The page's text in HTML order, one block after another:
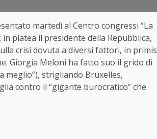
martedì al Centro congressi “La
platea il presidente della Repubblica,
crisi dovuta a diversi fattori, in primis
Giorgia Meloni ha fatto suo il grido di
meglio”), strigliando Bruxelles,
contro il “gigante burocratico” che